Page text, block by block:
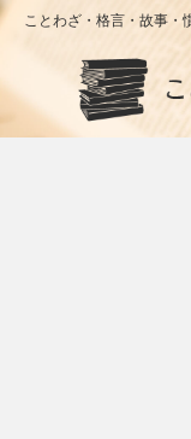
ことわざ・格言・故事・